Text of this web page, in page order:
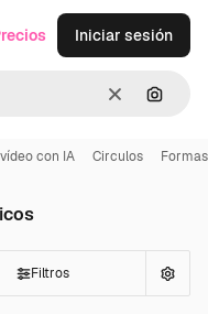
Borrar
Iniciar sesión
con IA Circulos
Filtros